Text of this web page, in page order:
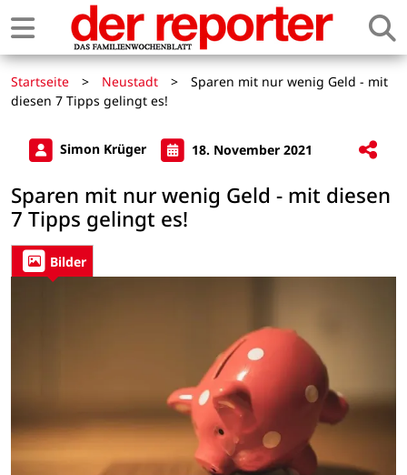
Startseite > Neustadt >
Sparen mit nur wenig Geld - mit
diesen 7 Tipps gelingt es!
Simon Krüger 18. November 2021
Sparen mit nur wenig Geld - mit diesen
7 Tipps gelingt es!
Bilder